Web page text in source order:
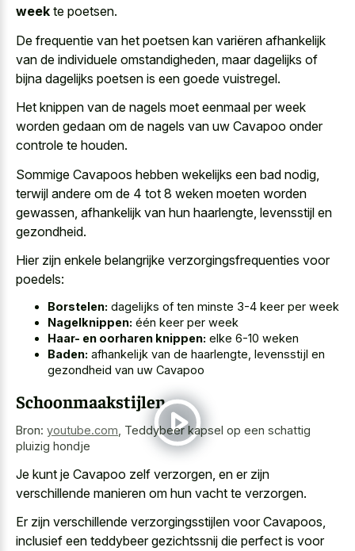
week te poetsen.
De frequentie van het poetsen kan variëren afhankelijk
van de individuele omstandigheden, maar dagelijks of
bijna dagelijks poetsen is een goede vuistregel.
Het knippen van de nagels moet eenmaal per week
worden gedaan om de nagels van uw Cavapoo onder
controle te houden.
Sommige Cavapoos hebben wekelijks een bad nodig,
terwijl andere om de 4 tot 8 weken moeten worden
gewassen, afhankelijk van hun haarlengte, levensstijl en
gezondheid.
Hier zijn enkele belangrijke verzorgingsfrequenties voor
poedels:
Borstelen: dagelijks of ten minste 3-4 keer per week
Nagelknippen: één keer per week
Haar- en oorharen knippen: elke 6-10 weken
Baden: afhankelijk van de haarlengte, levensstijl en
gezondheid van uw Cavapoo
Schoonmaakstijlen
Bron: youtube.com Teddybeer kapsel op een schattig
pluizig hondje
Je kunt je Cavapoo zelf verzorgen, en er zijn
verschillende manieren om hun vacht te verzorgen.
Er zijn verschillende verzorgingsstijlen voor Cavapoos,
inclusief een teddybeer gezichtssnij die perfect is voor